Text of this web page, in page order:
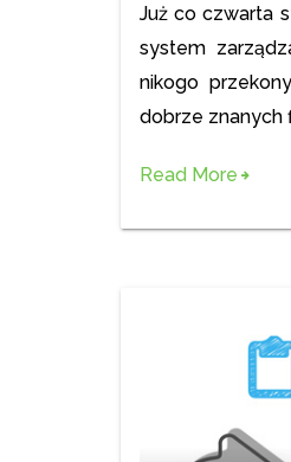
Już co czwarta
system
nikogo
dobrze znanych
Read More